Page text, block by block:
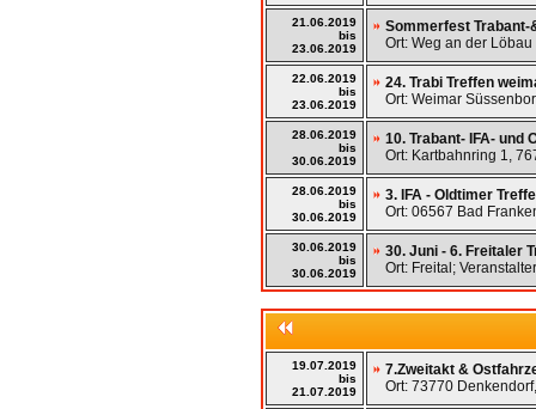
21.06.2019
bis
23.06.2019
Sommerfest
Ort: Weg an der
22.06.2019
bis
23.06.2019
24. Trabi Treffen
Ort: Weimar
28.06.2019
bis
30.06.2019
10. Trabant- IFA- und
Ort: Kartbahnring 1,
28.06.2019
bis
30.06.2019
3. IFA - Oldtimer
Ort: 06567 Bad
30.06.2019
bis
30.06.2019
30. Juni - 6. Freitaler
Ort: Freital;
19.07.2019
bis
21.07.2019
7.Zweitakt &
Ort: 73770